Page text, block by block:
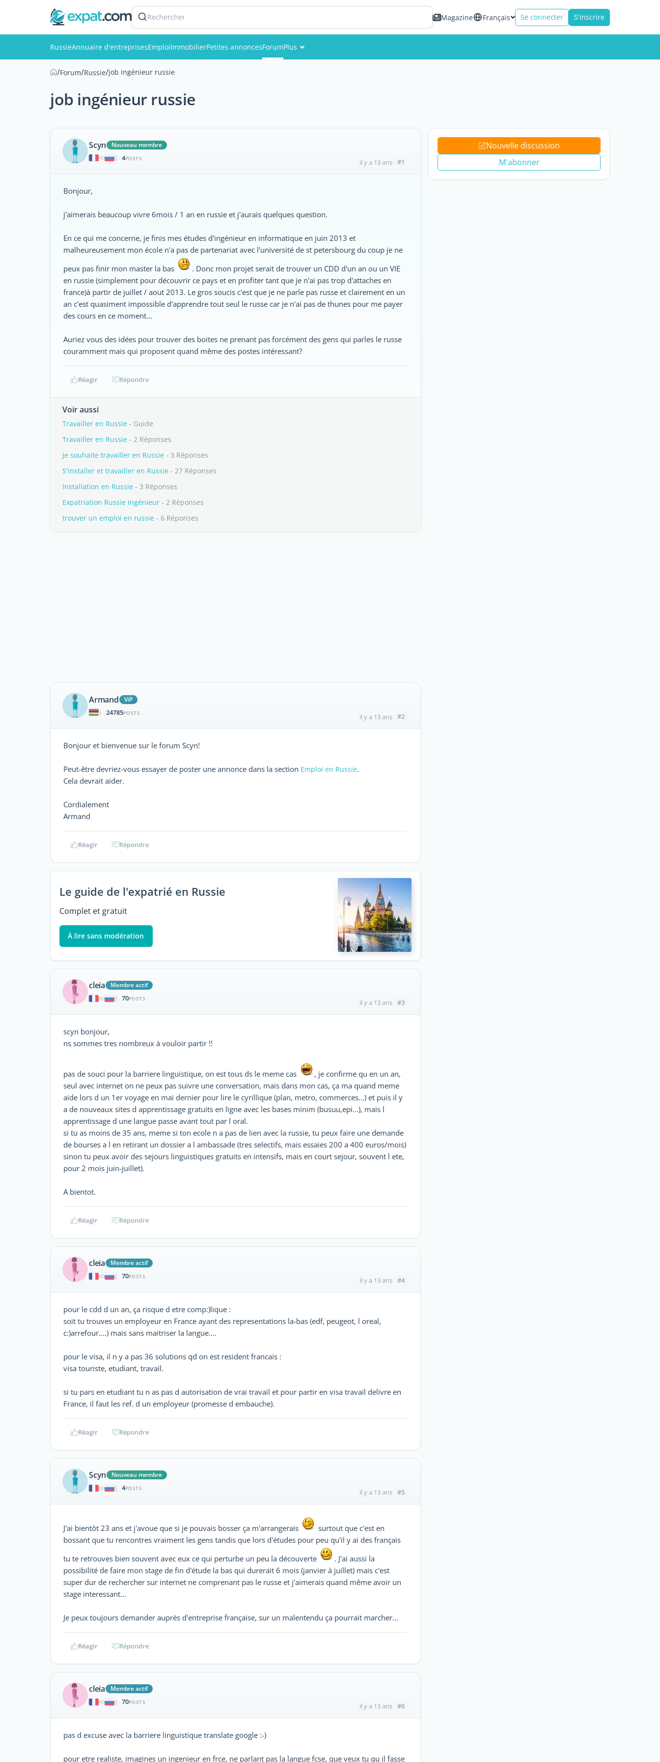
Rechercher Magazine Français Se connecter S'inscrire
RussieAnnuaire d'entreprisesEmploiImmobilierPetites annoncesForumPlus
/Forum/Russie/job ingénieur russie
job ingénieur russie
Scyn
Nouveau membre
|
4POSTS il y a 13 ans #1
Bonjour,
j'aimerais beaucoup vivre 6mois / 1 an en russie et j'aurais quelques question.
En ce qui me concerne, je finis mes études d'ingénieur en informatique en juin 2013 et
malheureusement mon école n'a pas de partenariat avec l'université de st petersbourg du coup je ne
peux pas finir mon master la bas
. Donc mon projet serait de trouver un CDD d'un an ou un VIE
en russie (simplement pour découvrir ce pays et en profiter tant que je n'ai pas trop d'attaches en
france)à partir de juillet / aout 2013. Le gros soucis c'est que je ne parle pas russe et clairement en un
an c'est quasiment impossible d'apprendre tout seul le russe car je n'ai pas de thunes pour me payer
des cours en ce moment...
Auriez vous des idées pour trouver des boites ne prenant pas forcément des gens qui parles le russe
couramment mais qui proposent quand même des postes intéressant?
Réagir Répondre
Voir aussi
Travailler en Russie - Guide
Travailler en Russie - 2 Réponses
Je souhaite travailler en Russie - 3 Réponses
S'installer et travailler en Russie - 27 Réponses
Installation en Russie - 3 Réponses
Expatriation Russie Ingénieur - 2 Réponses
trouver un emploi en russie - 6 Réponses
Armand
ViP
|
24785POSTS il y a 13 ans #2
Bonjour et bienvenue sur le forum Scyn!
Peut-être devriez-vous essayer de poster une annonce dans la section Emploi en Russie.
Cela devrait aider.
Cordialement
Armand
Réagir Répondre
Le guide de l'expatrié en Russie
Complet et gratuit
À lire sans modération
cleia
Membre actif
|
70POSTS il y a 13 ans #3
scyn bonjour,
ns sommes tres nombreux à vouloir partir !!
pas de souci pour la barriere linguistique, on est tous ds le meme cas
, je confirme qu en un an,
seul avec internet on ne peux pas suivre une conversation, mais dans mon cas, ça ma quand meme
aide lors d un 1er voyage en mai dernier pour lire le cyrillique (plan, metro, commerces...) et puis il y
a de nouveaux sites d apprentissage gratuits en ligne avec les bases minim (busuu,epi...), mais l
apprentissage d une langue passe avant tout par l oral.
si tu as moins de 35 ans, meme si ton ecole n a pas de lien avec la russie, tu peux faire une demande
de bourses a l en retirant un dossier a l ambassade (tres selectifs, mais essaies 200 a 400 euros/mois)
sinon tu peux avoir des sejours linguistiques gratuits en intensifs, mais en court sejour, souvent l ete,
pour 2 mois juin-juillet).
A bientot.
Réagir Répondre
cleia
Membre actif
|
70POSTS il y a 13 ans #4
pour le cdd d un an, ça risque d etre comp:)lique :
soit tu trouves un employeur en France ayant des representations la-bas (edf, peugeot, l oreal,
c:)arrefour....) mais sans maitriser la langue....
pour le visa, il n y a pas 36 solutions qd on est resident francais :
visa touriste, etudiant, travail.
si tu pars en etudiant tu n as pas d autorisation de vrai travail et pour partir en visa travail delivre en
France, il faut les ref. d un employeur (promesse d embauche).
Réagir Répondre
Scyn
Nouveau membre
|
4POSTS il y a 13 ans #5
J'ai bientôt 23 ans et j'avoue que si je pouvais bosser ça m'arrangerais
surtout que c'est en
bossant que tu rencontres vraiment les gens tandis que lors d'études pour peu qu'il y ai des français
tu te retrouves bien souvent avec eux ce qui perturbe un peu la découverte
. J'ai aussi la
possibilité de faire mon stage de fin d'étude la bas qui durerait 6 mois (janvier à juillet) mais c'est
super dur de rechercher sur internet ne comprenant pas le russe et j'aimerais quand même avoir un
stage interessant...
Je peux toujours demander auprès d'entreprise française, sur un malentendu ça pourrait marcher...
Réagir Répondre
cleia
Membre actif
|
70POSTS il y a 13 ans #6
pas d excuse avec la barriere linguistique translate google :-)
pour etre realiste, imagines un ingenieur en frce, ne parlant pas la langue fcse, que veux tu qu il fasse
Nouvelle discussion
M'abonner